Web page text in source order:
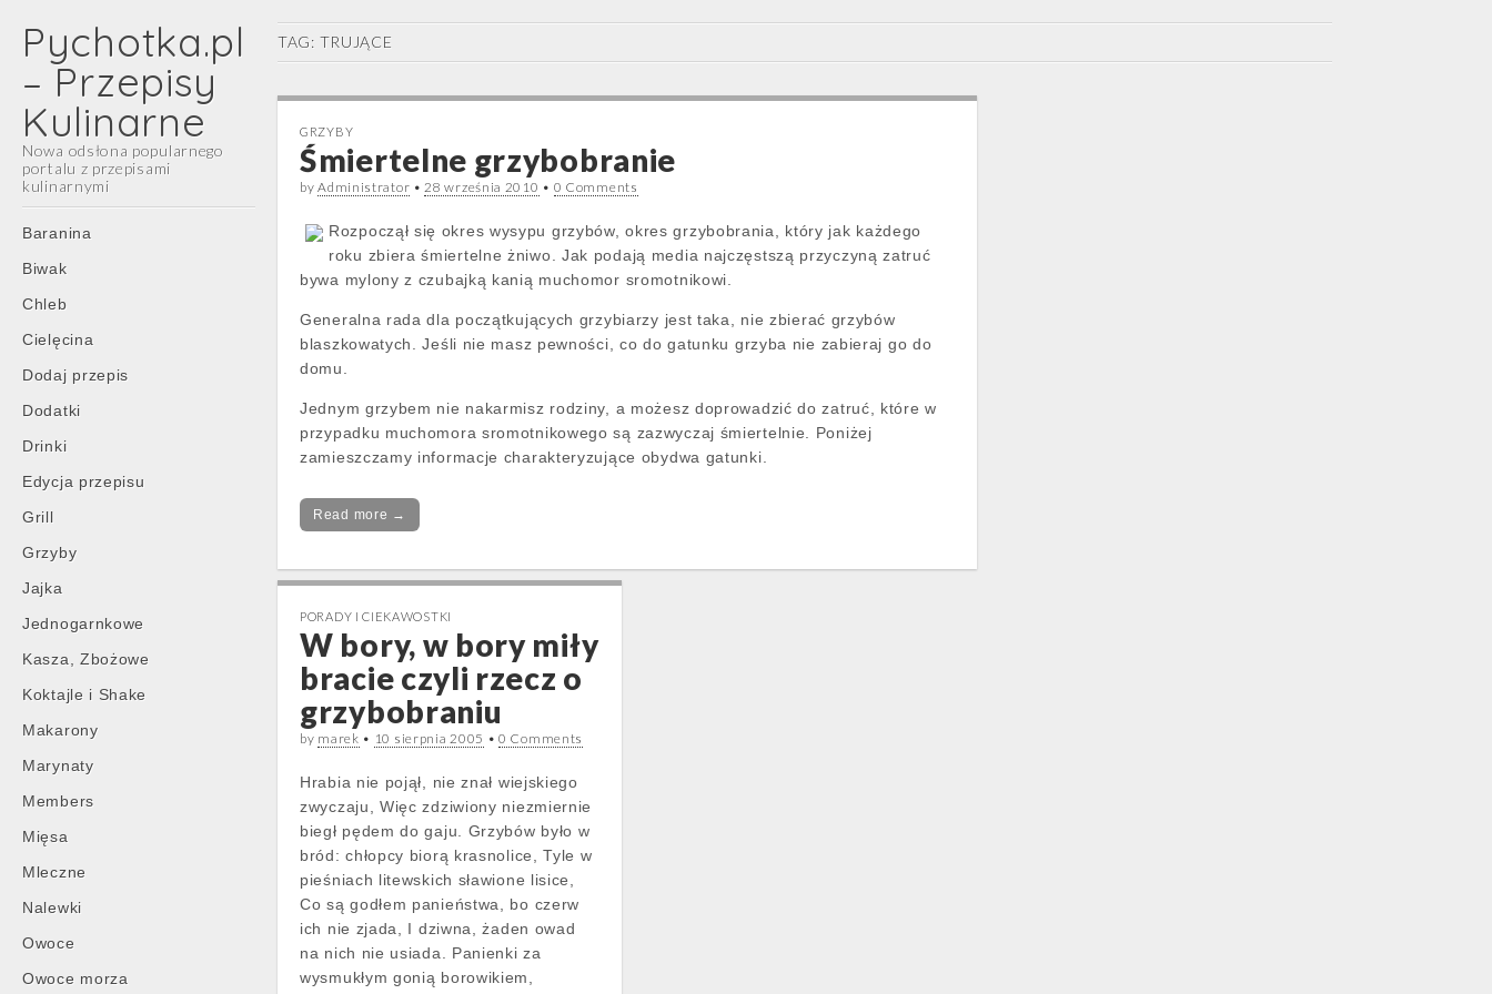
Pychotka.pl
– Przepisy
Kulinarne
Nowa odsłona popularnego
portalu z przepisami
kulinarnymi
Main
menu
Skip
content
Baranina
Biwak
Chleb
Cielęcina
Dodaj przepis
Dodatki
Drinki
Edycja przepisu
Grill
Grzyby
Jajka
Jednogarnkowe
Kasza, Zbożowe
Koktajle i Shake
Makarony
Marynaty
Members
Mięsa
Mleczne
Nalewki
Owoce
Owoce morza
TAG: TRUJĄCE
GRZYBY
Śmiertelne grzybobranie
byAdministrator •28 września 2010 • 0 Comments
Rozpoczął się okres wysypu grzybów, okres grzybobrania, który jak każdego
roku zbiera śmiertelne żniwo. Jak podają media najczęstszą przyczyną zatruć
bywa mylony z czubajką kanią muchomor sromotnikowi.
Generalna rada dla początkujących grzybiarzy jest taka, nie zbierać grzybów
blaszkowatych. Jeśli nie masz pewności, co do gatunku grzyba nie zabieraj go do
domu.
Jednym grzybem nie nakarmisz rodziny, a możesz doprowadzić do zatruć, które w
przypadku muchomora sromotnikowego są zazwyczaj śmiertelnie. Poniżej
zamieszczamy informacje charakteryzujące obydwa gatunki.
Read more →
PORADY I CIEKAWOSTKI
W bory, w bory miły
bracie czyli rzecz o
grzybobraniu
by marek • 10 sierpnia 2005 •0 Comments
Hrabia nie pojął, nie znał wiejskiego
zwyczaju, Więc zdziwiony niezmiernie
biegł pędem do gaju. Grzybów było w
bród: chłopcy biorą krasnolice, Tyle w
pieśniach litewskich sławione lisice,
Co są godłem panieństwa, bo czerw
ich nie zjada, I dziwna, żaden owad
na nich nie usiada. Panienki za
wysmukłym gonią borowikiem,